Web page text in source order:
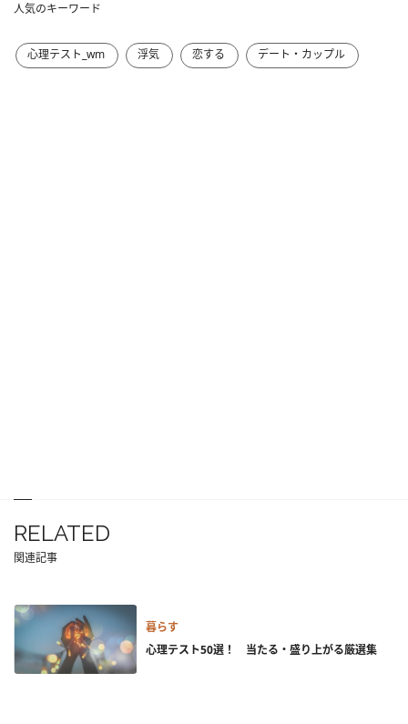
人気のキーワード
心理テスト_wm 浮気 恋する デート・カップル
RELATED
関連記事
暮らす
心理テスト50選！ 当たる・盛り上がる厳選集